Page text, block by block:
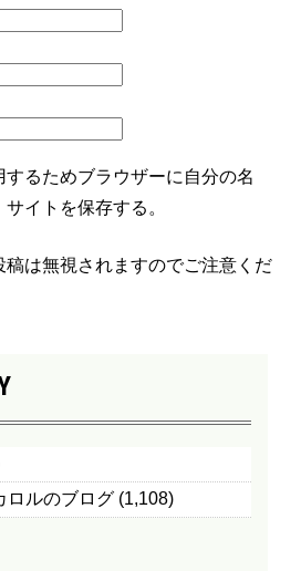
るためブラウザーに自分の名
イトを保存する。
稿は無視されますのでご注意くだ
ルのブログ (1,108)